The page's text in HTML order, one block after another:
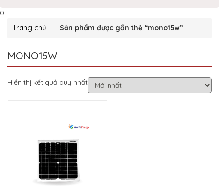
0
Trang chủ Sản phẩm được gắn thẻ “mono15w”
MONO15W
Hiển thị kết quả duy nhất